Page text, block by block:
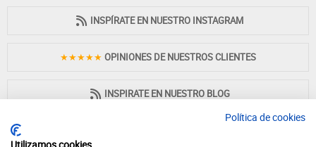
INSPÍRATE EN NUESTRO INSTAGRAM
★★★★★ OPINIONES DE NUESTROS CLIENTES
INSPIRATE EN NUESTRO BLOG
Política de cookies